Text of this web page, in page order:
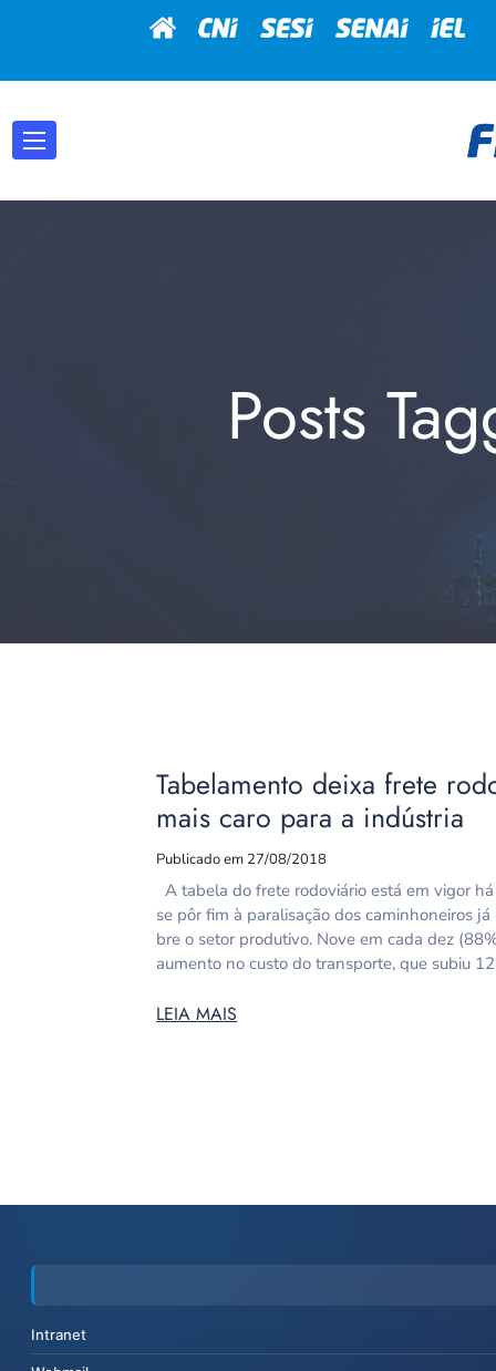
Posts
Tabelamento deixa frete
mais caro para a indústria
Publicado em 27/08/2018
A tabela do frete rodoviário está em vigor
se pôr fim à paralisação dos caminhoneiros
bre o setor produtivo. Nove em cada dez
aumento no custo do transporte, que subiu
LEIA MAIS
Intranet